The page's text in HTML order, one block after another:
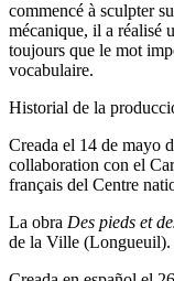
commencé à sculpter
mécanique, il a réalisé
toujours que le mot
vocabulaire.
Historial de la
Creada el 14 de mayo
collaboration con el
français del Centre
La obra Des pieds et
de la Ville (Longueuil).